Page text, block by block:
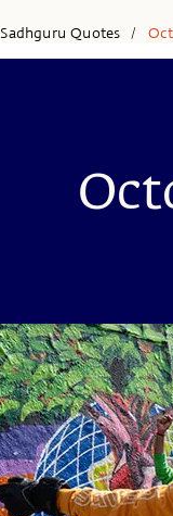
Sadhguru Quotes /